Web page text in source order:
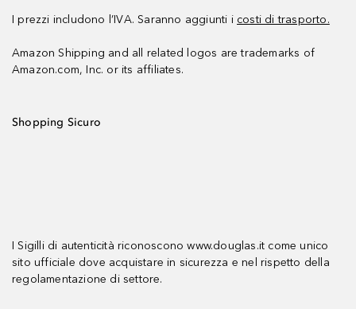
I prezzi includono l’IVA. Saranno aggiunti i costi di trasporto.
Amazon Shipping and all related logos are trademarks of
Amazon.com, Inc. or its affiliates.
Shopping Sicuro
I Sigilli di autenticità riconoscono www.douglas.it come unico
sito ufficiale dove acquistare in sicurezza e nel rispetto della
regolamentazione di settore.